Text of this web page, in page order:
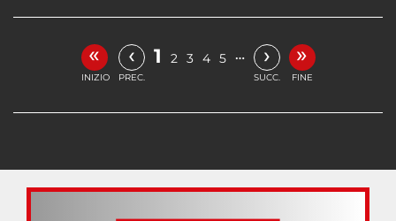
«
INIZIO
‹
PREC.
1 2 3 4 5 … ›
SUCC.
»
FINE